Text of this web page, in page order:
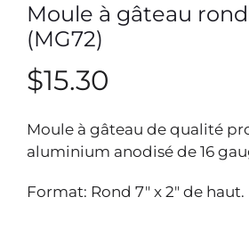
Moule à gâteau
(MG72)
$15.30
Moule à gâteau de qualité
aluminium anodisé de 16
Format: Rond 7" x 2" de haut.